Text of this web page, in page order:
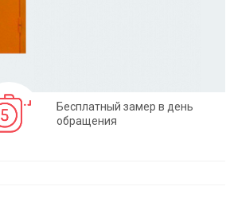
Бесплатный замер в день
обращения